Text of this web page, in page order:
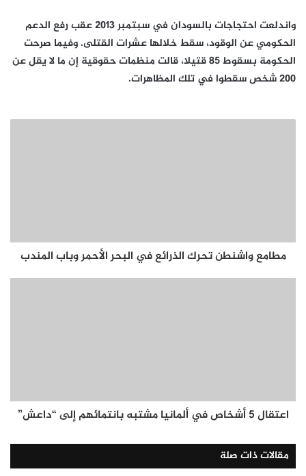
واندلعت احتجاجات بالسودان في سبتمبر 2013 عقب رفع الدعم
الحكومي عن الوقود، سقط خلالها عشرات القتلى. وفيما صرحت
الحكومة بسقوط 85 قتيلا، قالت منظمات حقوقية إن ما لا يقل عن
200 شخص سقطوا في تلك المظاهرات.
مطامع واشنطن تحرك الذرائع في البحر الأحمر وباب المندب
اعتقال 5 أشخاص في ألمانيا مشتبه بانتمائهم إلى “داعش”
مقالات ذات صلة